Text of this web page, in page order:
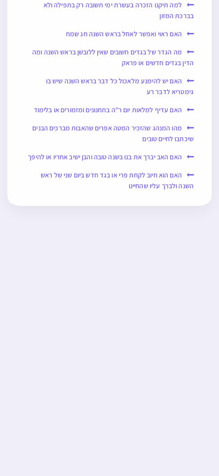
למה תיקנו הזכרה בעשרת ימי תשובה רק בתפילה ולא
בברכת המזון
האם ראוי ואפשר לאחל בראש השנה חג שמח
מה הגדר של בגדים חשובים שאין ללובשן בראש השנה ומה
הדין בגדים חדשים או פראק
האם יש להימנע מלאכול כל דבר בראש השנה שיש בו
גימטריא לדבר רע
האם עדיף למלאות יום ר"ה בתחנונים ומזמורים או בלימוד
מהו המנהג שהזכיר המטה אפרים שהאבות מברכים הבנים
שיכתבו לחיים טובים
האם האב יברך את בנו בשנה טובה והבן ישיב אחריו או להיפך
האם הוא חיוב לקחת פרי או בגד חדש ביום שני של ראש
השנה ולברך עליו שהחיינו